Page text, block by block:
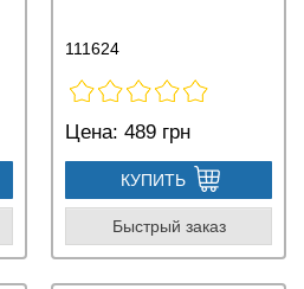
111624
Цена: 489 грн
КУПИТЬ
Быстрый заказ